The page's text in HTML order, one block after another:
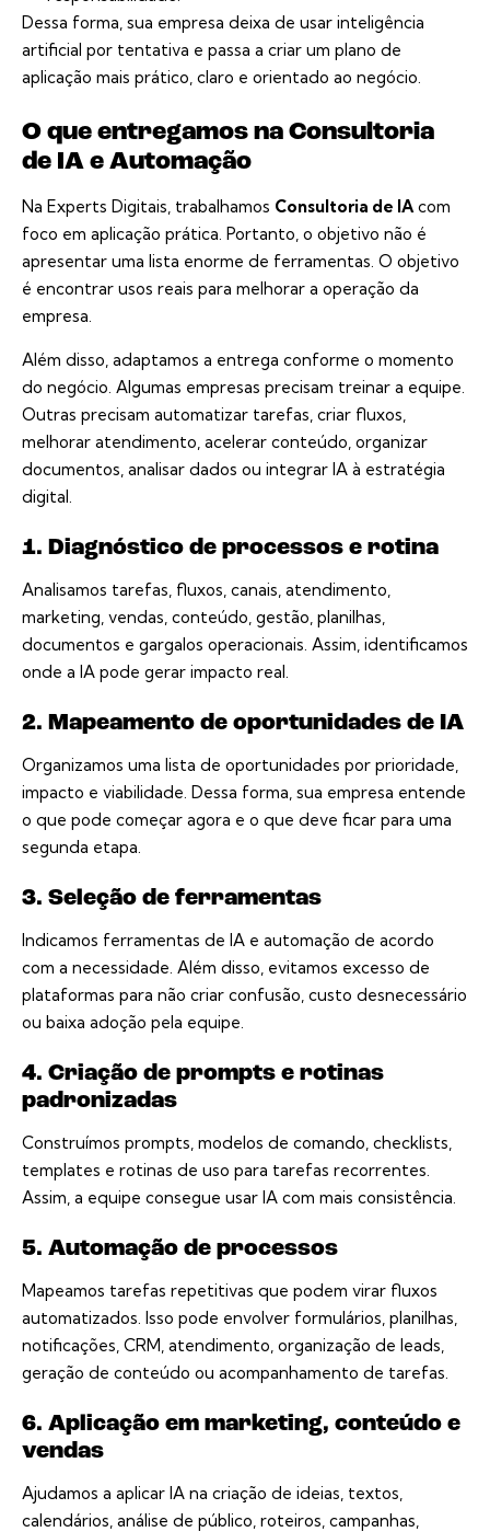
Dessa forma, sua empresa deixa de usar inteligência
artificial por tentativa e passa a criar um plano de
aplicação mais prático, claro e orientado ao negócio.
O que entregamos na Consultoria
de IA e Automação
Na Experts Digitais, trabalhamos Consultoria de IA com
foco em aplicação prática. Portanto, o objetivo não é
apresentar uma lista enorme de ferramentas. O objetivo
é encontrar usos reais para melhorar a operação da
empresa.
Além disso, adaptamos a entrega conforme o momento
do negócio. Algumas empresas precisam treinar a equipe.
Outras precisam automatizar tarefas, criar fluxos,
melhorar atendimento, acelerar conteúdo, organizar
documentos, analisar dados ou integrar IA à estratégia
digital.
1. Diagnóstico de processos e rotina
Analisamos tarefas, fluxos, canais, atendimento,
marketing, vendas, conteúdo, gestão, planilhas,
documentos e gargalos operacionais. Assim, identificamos
onde a IA pode gerar impacto real.
2. Mapeamento de oportunidades de IA
Organizamos uma lista de oportunidades por prioridade,
impacto e viabilidade. Dessa forma, sua empresa entende
o que pode começar agora e o que deve ficar para uma
segunda etapa.
3. Seleção de ferramentas
Indicamos ferramentas de IA e automação de acordo
com a necessidade. Além disso, evitamos excesso de
plataformas para não criar confusão, custo desnecessário
ou baixa adoção pela equipe.
4. Criação de prompts e rotinas
padronizadas
Construímos prompts, modelos de comando, checklists,
templates e rotinas de uso para tarefas recorrentes.
Assim, a equipe consegue usar IA com mais consistência.
5. Automação de processos
Mapeamos tarefas repetitivas que podem virar fluxos
automatizados. Isso pode envolver formulários, planilhas,
notificações, CRM, atendimento, organização de leads,
geração de conteúdo ou acompanhamento de tarefas.
6. Aplicação em marketing, conteúdo e
vendas
Ajudamos a aplicar IA na criação de ideias, textos,
calendários, análise de público, roteiros, campanhas,